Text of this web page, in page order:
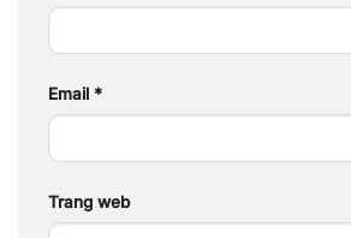
Email *
Trang web